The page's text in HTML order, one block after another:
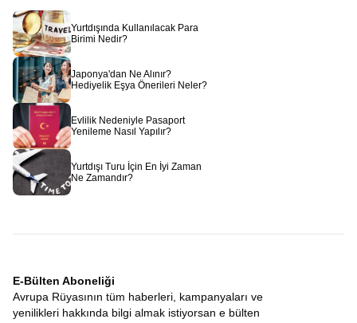
Yurtdışında Kullanılacak Para
Birimi Nedir?
Japonya'dan Ne Alınır?
Hediyelik Eşya Önerileri Neler?
Evlilik Nedeniyle Pasaport
Yenileme Nasıl Yapılır?
Yurtdışı Turu İçin En İyi Zaman
Ne Zamandır?
E-Bülten Aboneliği
Avrupa Rüyasının tüm haberleri, kampanyaları ve
yenilikleri hakkında bilgi almak istiyorsan e bülten